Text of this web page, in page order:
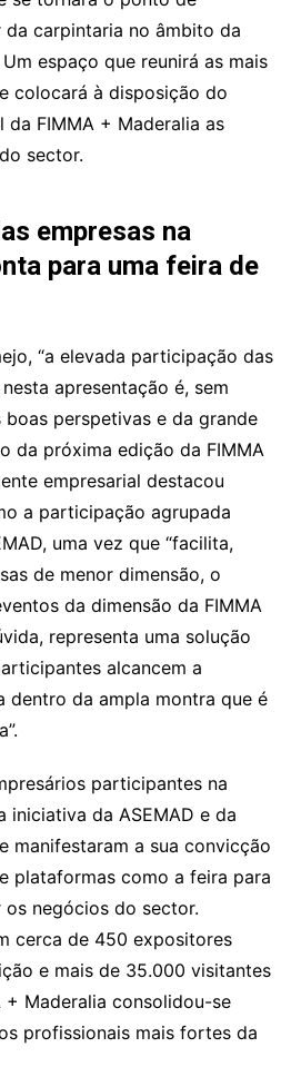
carpintaria no âmbito da
espaço que reunirá as mais
colocará à disposição do
FIMMA + Maderalia as
sector.
empresas na
para uma feira de
“a elevada participação das
apresentação é, sem
boas perspetivas e da grande
da próxima edição da FIMMA
empresarial destacou
a participação agrupada
uma vez que “facilita,
de menor dimensão, o
da dimensão da FIMMA
representa uma solução
alcancem a
dentro da ampla montra que é
participantes na
iniciativa da ASEMAD e da
manifestaram a sua convicção
plataformas como a feira para
negócios do sector.
cerca de 450 expositores
e mais de 35.000 visitantes
+ Maderalia consolidou-se
profissionais mais fortes da